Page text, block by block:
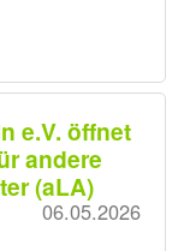
e.V. öffnet
andere
(aLA)
06.05.2026